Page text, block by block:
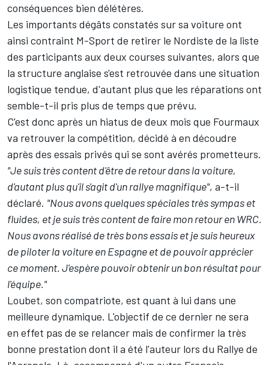
conséquences bien délétères.
Les importants dégâts constatés sur sa voiture ont
ainsi contraint M-Sport de retirer le Nordiste de la liste
des participants aux deux courses suivantes, alors que
la structure anglaise s'est retrouvée dans une situation
logistique tendue, d'autant plus que les réparations ont
semble-t-il pris plus de temps que prévu.
C'est donc après un hiatus de deux mois que Fourmaux
va retrouver la compétition, décidé à en découdre
après des essais privés qui se sont avérés prometteurs.
"Je suis très content d'être de retour dans la voiture,
d'autant plus qu'il s'agit d'un rallye magnifique", a-t-il
déclaré. "Nous avons quelques spéciales très sympas et
fluides, et je suis très content de faire mon retour en WRC.
Nous avons réalisé de très bons essais et je suis heureux
de piloter la voiture en Espagne et de pouvoir apprécier
ce moment. J'espère pouvoir obtenir un bon résultat pour
l'équipe."
Loubet, son compatriote, est quant à lui dans une
meilleure dynamique. L'objectif de ce dernier ne sera
en effet pas de se relancer mais de confirmer la très
bonne prestation dont il a été l'auteur lors du Rallye de